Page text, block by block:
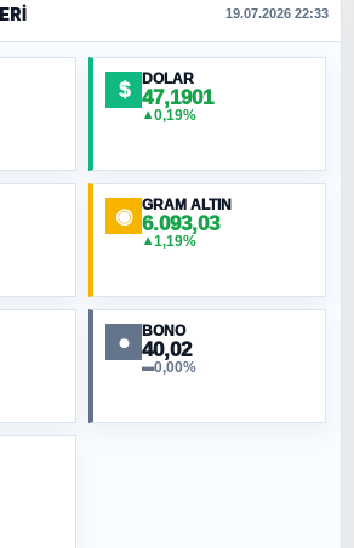
BÜYÜKKALKAN
NATO Toplantısı mı, Yeni
Haritasının Provası mı?
BÖLÜK
beyinli bir müstevli alçağına
19.07.2026 22:33
$ DOLAR
47,1901
▲0,19%
◉ GRAM ALTIN
6.093,03
▲1,19%
● BONO
40,02
▬0,00%